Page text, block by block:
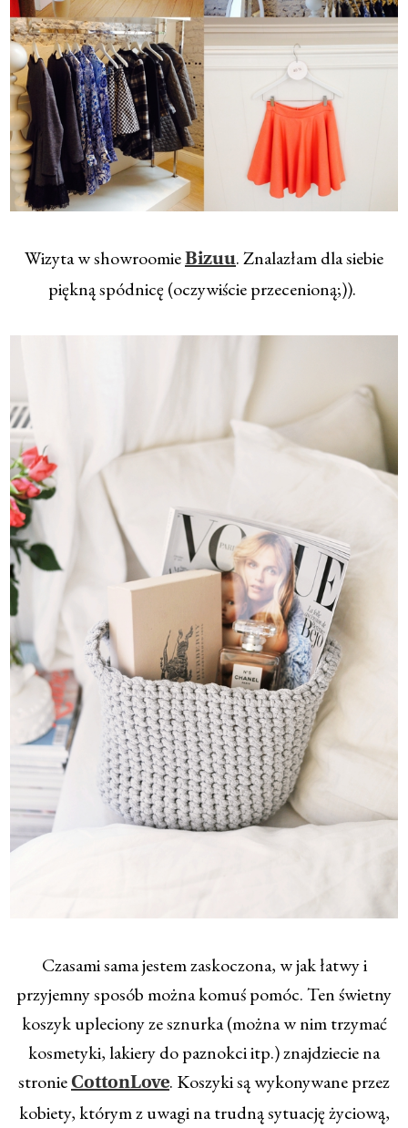
Wizyta w showroomie Bizuu. Znalazłam dla siebie
piękną spódnicę (oczywiście przecenioną;)).
Czasami sama jestem zaskoczona, w jak łatwy i
przyjemny sposób można komuś pomóc. Ten świetny
koszyk upleciony ze sznurka (można w nim trzymać
kosmetyki, lakiery do paznokci itp.) znajdziecie na
stronie CottonLove. Koszyki są wykonywane przez
kobiety, którym z uwagi na trudną sytuację życiową,